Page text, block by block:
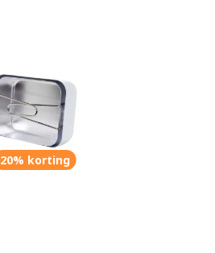
20% korting